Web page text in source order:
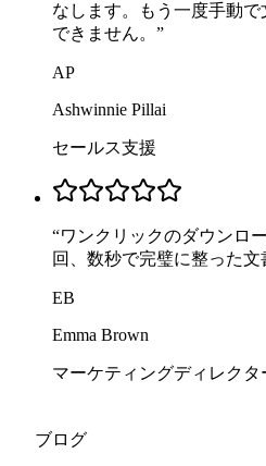
なします。もう一度手動
できません。 ”
AP
Ashwinnie Pillai
セールス支援
“ワンクリックのダウンロ
回、数秒で完璧に整った文
EB
Emma Brown
マーケティングディレクタ
ブログ